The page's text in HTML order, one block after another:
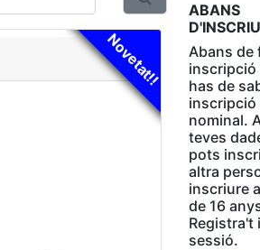
Novetat!!
ABANS
Abans de
inscripció
has de
inscripció
nominal.
teves
pots
altra
inscriure
de 16
Registra't
sessió.